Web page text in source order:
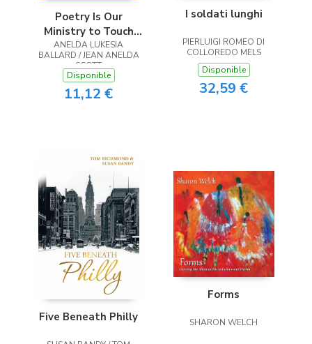
Poetry Is Our
Ministry to Touch
the Heart
ANELDA LUKESIA
BALLARD / JEAN ANELDA
SCOTT
Disponible
11,12 €
I soldati lunghi
PIERLUIGI ROMEO DI
COLLOREDO MELS
Disponible
32,59 €
Five Beneath Philly
Forms
SHARON WELCH